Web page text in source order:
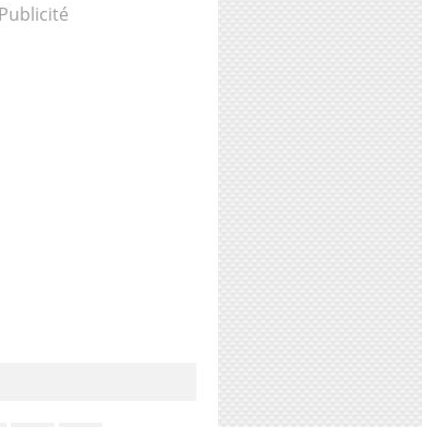
Publicité